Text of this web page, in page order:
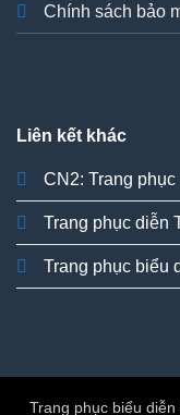
Chính sách bảo
Liên kết khác
CN2: Trang
Trang phục diễn
Trang phục biểu
Trang phục biểu